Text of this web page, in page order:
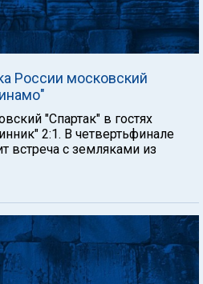
России московский
"Спартак" в гостях
2:1. В четвертьфинале
встреча с земляками из